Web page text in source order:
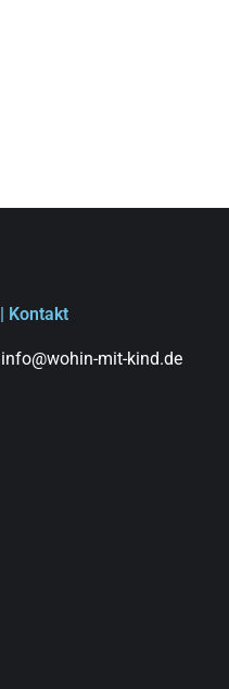
| Kontakt
info@wohin-mit-kind.de